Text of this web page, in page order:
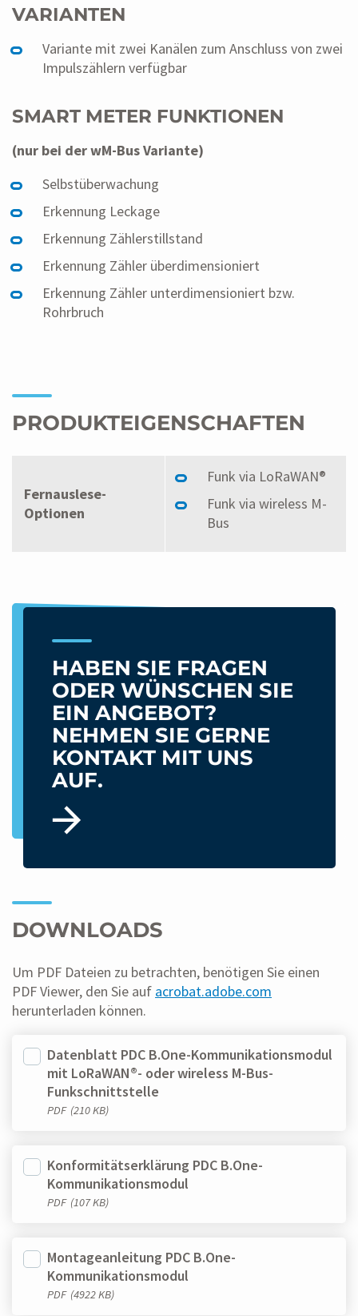
VARIANTEN
Variante mit zwei Kanälen zum Anschluss von zwei
Impulszählern verfügbar
SMART METER FUNKTIONEN
(nur bei der wM-Bus Variante)
Selbstüberwachung
Erkennung Leckage
Erkennung Zählerstillstand
Erkennung Zähler überdimensioniert
Erkennung Zähler unterdimensioniert bzw.
Rohrbruch
PRODUKTEIGENSCHAFTEN
Fernauslese-
Optionen
Funk via LoRaWAN®
Funk via wireless M-
Bus
HABEN SIE FRAGEN
ODER WÜNSCHEN SIE
EIN ANGEBOT?
NEHMEN SIE GERNE
KONTAKT MIT UNS
AUF.
DOWNLOADS
Um PDF Dateien zu betrachten, benötigen Sie einen
PDF Viewer, den Sie auf acrobat.adobe.com
herunterladen können.
Datenblatt PDC B.One-Kommunikationsmodul
mit LoRaWAN®- oder wireless M-Bus-
Funkschnittstelle
PDF (210 KB)
Konformitätserklärung PDC B.One-
Kommunikationsmodul
PDF (107 KB)
Montageanleitung PDC B.One-
Kommunikationsmodul
PDF (4922 KB)